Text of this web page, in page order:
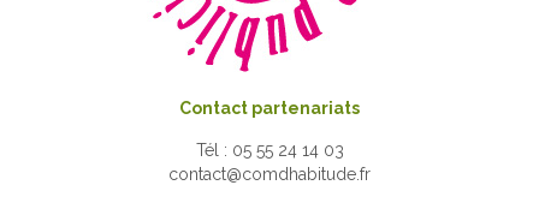
Contact partenariats
Tél : 05 55 24 14 03
contact@comdhabitude.fr